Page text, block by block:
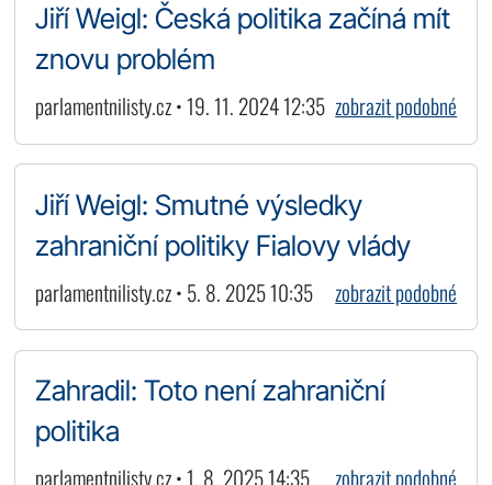
Jiří Weigl: Česká politika začíná mít
znovu problém
parlamentnilisty.cz • 19. 11. 2024 12:35 zobrazit podobné
Jiří Weigl: Smutné výsledky
zahraniční politiky Fialovy vlády
parlamentnilisty.cz • 5. 8. 2025 10:35 zobrazit podobné
Zahradil: Toto není zahraniční
politika
parlamentnilisty.cz • 1. 8. 2025 14:35 zobrazit podobné